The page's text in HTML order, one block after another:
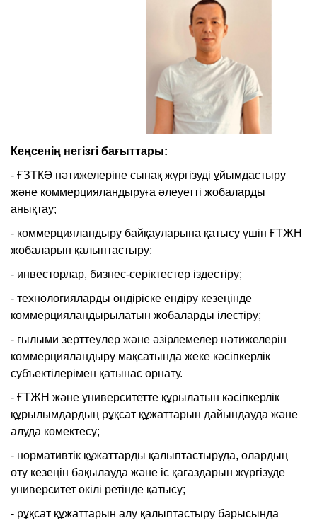
Кеңсенің негізгі бағыттары:
- ҒЗТКӘ нәтижелеріне сынақ жүргізуді ұйымдастыру
және коммерцияландыруға әлеуетті жобаларды
анықтау;
- коммерцияландыру байқауларына қатысу үшін ҒТЖН
жобаларын қалыптастыру;
- инвесторлар, бизнеc-серіктестер іздестіру;
- технологияларды өндіріске ендіру кезеңінде
коммерцияландырылатын жобаларды ілестіру;
- ғылыми зерттеулер және әзірлемелер нәтижелерін
коммерцияландыру мақсатында жеке кәсіпкерлік
субъектілерімен қатынас орнату.
- ҒТЖН және университетте құрылатын кәсіпкерлік
құрылымдардың рұқсат құжаттарын дайындауда және
алуда көмектесу;
- нормативтік құжаттарды қалыптастыруда, олардың
өту кезеңін бақылауда және іс қағаздарын жүргізуде
университет өкілі ретінде қатысу;
- рұқсат құжаттарын алу қалыптастыру барысында